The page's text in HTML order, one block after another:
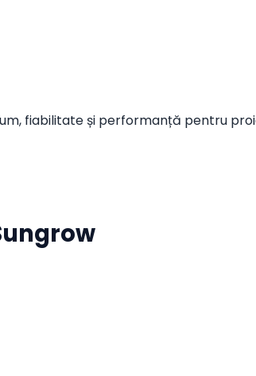
fiabilitate și performanță pentru